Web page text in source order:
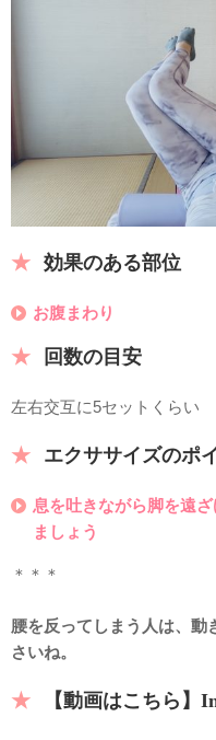
効果のある部位
お腹まわり
回数の目安
左右交互に5セットくらい
エクササイズのポ
息を吐きながら脚を遠
ましょう
＊＊＊
腰を反ってしまう人は、動
さいね。
【動画はこちら】